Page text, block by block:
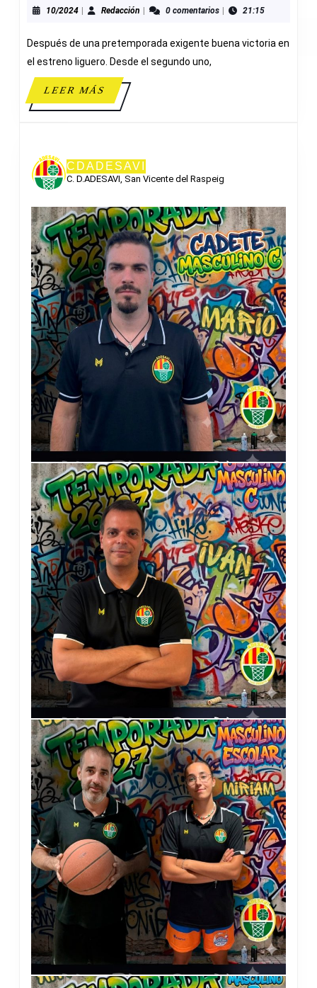
Y
ADESAVI
49-
10/202410/2024
| Redacción Redacción
| 0 comentarios | 21:15
Después de una pretemporada exigente buena victoria en
el estreno liguero. Desde el segundo uno,
LEER MÁSLEER
MÁS
CDADESAVI
C. D.ADESAVI, San Vicente del Raspeig